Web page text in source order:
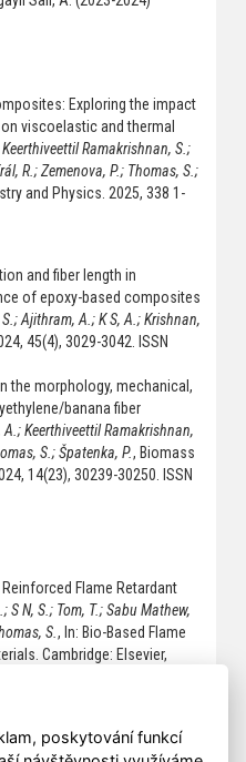
Exploring the impact
viscoelastic and thermal
Ramakrishnan, S.;
R.; Zemenova, P.; Thomas, S.;
and Physics. 2025, 338 1-
and fiber length in
of epoxy-based composites
Ajithram, A.; K S, A.; Krishnan,
45(4), 3029-3042. ISSN
the morphology, mechanical,
banana fiber
Keerthiveettil Ramakrishnan,
S.; Špatenka, P., Biomass
14(23), 30239-30250. ISSN
Flame Retardant
S N, S.; Tom, T.; Sabu Mathew,
S., In: Bio-Based Flame
Cambridge: Elsevier,
poskytování funkcí